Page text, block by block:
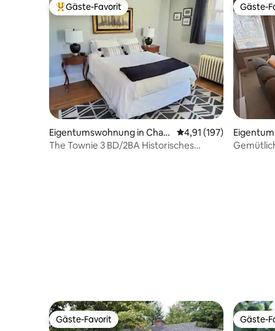
Beliebter Gäste-Favorit.
Gäste-Favorit
Eigentumswohnung in Charl
ottesville
Durchschnittliche
4,91 (197)
The Townie 3 BD/2BA Historisches
Gäste-
Gäste-
rgreen
Gäste-Favorit
Gäste-Favorit Gäste-
Gäste-